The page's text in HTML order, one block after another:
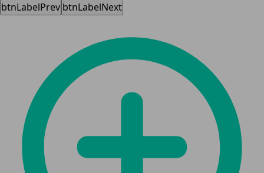
btnLabelPrev btnLabelNext